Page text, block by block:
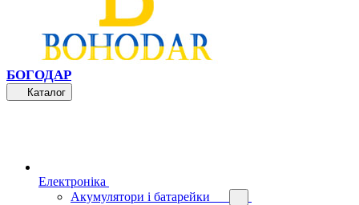
БОГОДАР
Каталог
Електроніка
Акумулятори і батарейки